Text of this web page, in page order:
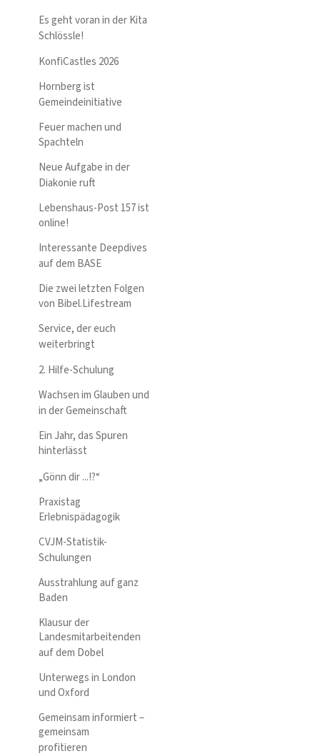
Es geht voran in der Kita
Schlössle!
KonfiCastles 2026
Hornberg ist
Gemeindeinitiative
Feuer machen und
Spachteln
Neue Aufgabe in der
Diakonie ruft
Lebenshaus-Post 157 ist
online!
Interessante Deepdives
auf dem BASE
Die zwei letzten Folgen
von Bibel.Lifestream
Service, der euch
weiterbringt
2. Hilfe-Schulung
Wachsen im Glauben und
in der Gemeinschaft
Ein Jahr, das Spuren
hinterlässt
„Gönn dir ...!?“
Praxistag
Erlebnispädagogik
CVJM-Statistik-
Schulungen
Ausstrahlung auf ganz
Baden
Klausur der
Landesmitarbeitenden
auf dem Dobel
Unterwegs in London
und Oxford
Gemeinsam informiert –
gemeinsam
profitieren